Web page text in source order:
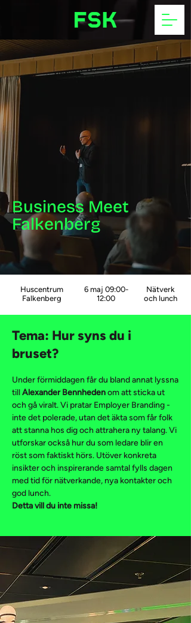
Business Meet
Falkenberg
Huscentrum
Falkenberg
6 maj 09:00-
12:00
Nätverk
och lunch
Tema: Hur syns du i
bruset?
​Under förmiddagen får du bland annat lyssna
tillAlexander Bennhedenom att sticka ut
och gå viralt. Vi pratar Employer Branding -
inte det polerade, utan det äkta som får folk
att stanna hos dig och attrahera ny talang. Vi
utforskar också hur du som ledare blir en
röst som faktiskt hörs. Utöver konkreta
insikter och inspirerande samtal fylls dagen
med tid för nätverkande, nya kontakter och
god lunch.
Detta vill du inte missa!